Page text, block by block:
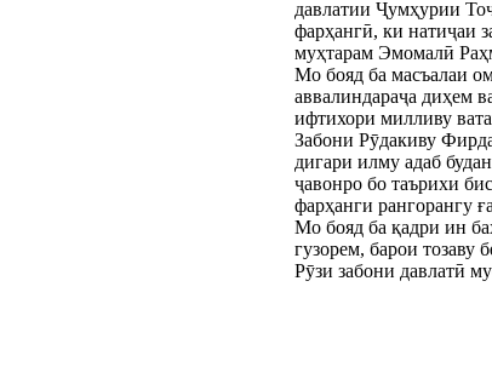
давлатии Ҷумҳурии
фарҳангӣ, ки натиҷаи
муҳтарам Эмомалӣ
Мо бояд ба масъалаи
аввалиндараҷа диҳем
ифтихори милливу
Забони Рӯдакиву
дигари илму адаб
ҷавонро бо таърихи
фарҳанги рангорангу
Мо бояд ба қадри ин
гузорем, барои
Рӯзи забони давлатӣ